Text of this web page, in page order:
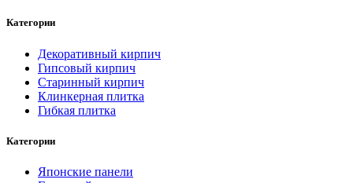
Категории
Декоративный кирпич
Гипсовый кирпич
Старинный кирпич
Клинкерная плитка
Гибкая плитка
Категории
Японские панели